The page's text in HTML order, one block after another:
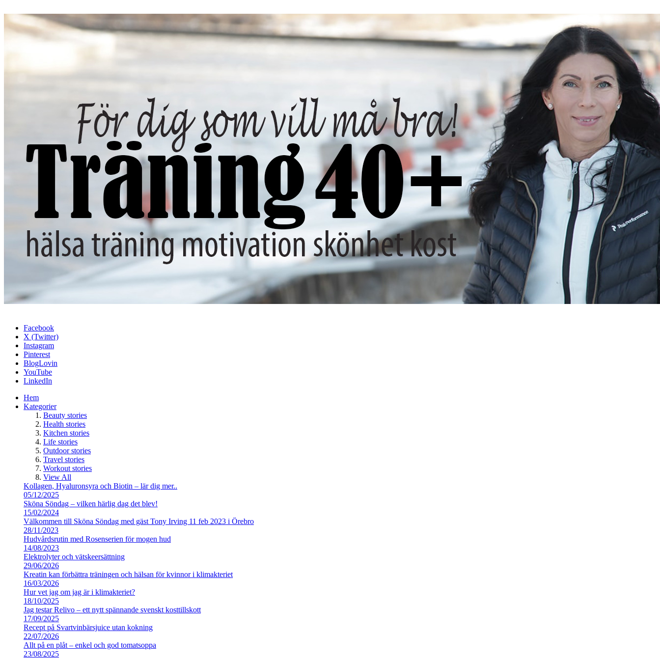
Facebook
X (Twitter)
Instagram
Pinterest
BlogLovin
YouTube
LinkedIn
Hem
Kategorier
Beauty stories
Health stories
Kitchen stories
Life stories
Outdoor stories
Travel stories
Workout stories
View All
Kollagen, Hyaluronsyra och Biotin – lär dig mer..
05/12/2025
Sköna Söndag – vilken härlig dag det blev!
15/02/2024
Välkommen till Sköna Söndag med gäst Tony Irving 11 feb 2023 i Örebro
28/11/2023
Hudvårdsrutin med Rosenserien för mogen hud
14/08/2023
Elektrolyter och vätskeersättning
29/06/2026
Kreatin kan förbättra träningen och hälsan för kvinnor i klimakteriet
16/03/2026
Hur vet jag om jag är i klimakteriet?
18/10/2025
Jag testar Relivo – ett nytt spännande svenskt kosttillskott
17/09/2025
Recept på Svartvinbärsjuice utan kokning
22/07/2026
Allt på en plåt – enkel och god tomatsoppa
23/08/2025